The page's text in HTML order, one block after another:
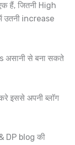
हैं, जितनी High
उतनी increase
असानी से बना सकते
इससे अपनी ब्लॉग
DP blog की